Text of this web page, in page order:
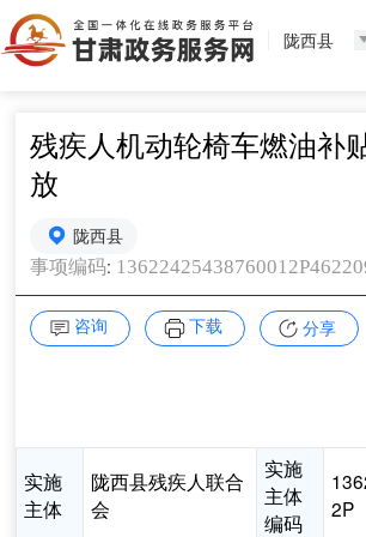
陇西县
残疾人机动轮椅车燃油补
放
陇西县
事项编码:
咨询 下载 分享
实施
主体
陇西县残疾人联合
会
实施
主体
编码
2P